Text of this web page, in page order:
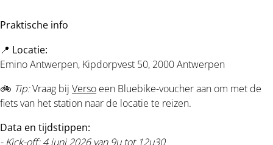
Praktische info
📍 Locatie:
Emino Antwerpen, Kipdorpvest 50, 2000 Antwerpen
🚲 Tip:Vraag bij Verso een Bluebike-voucher aan om met de
fiets van het station naar de locatie te reizen.
Data en tijdstippen:
- Kick-off: 4 juni 2026 van 9u tot 12u30